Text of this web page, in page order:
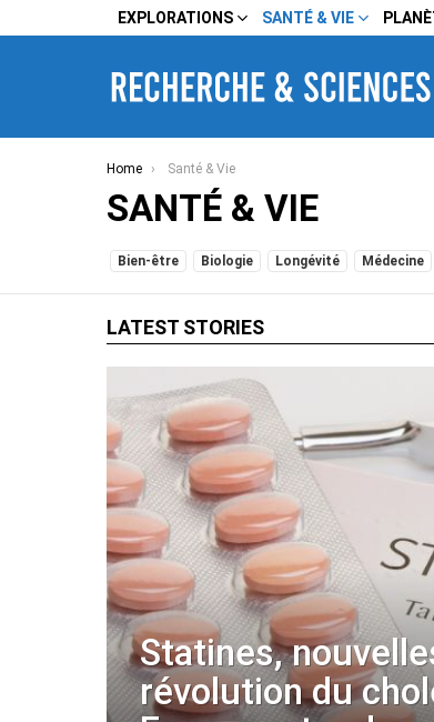
EXPLORATIONS SANTÉ & VIE
You are here:
Home Santé & Vie
SANTÉ & VIE
SUBTERMS
Bien-être Biologie Longévité Médecine
LATEST STORIES
Statines,
révolution du